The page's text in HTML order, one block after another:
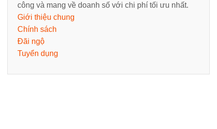
công và mang về doanh số với chi phí tối ưu nhất.
Giới thiệu chung
Chính sách
Đãi ngộ
Tuyển dụng